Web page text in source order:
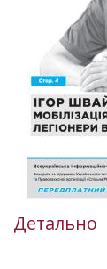
Детально